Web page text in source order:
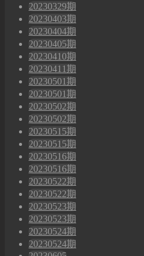
20230329期
20230403期
20230404期
20230405期
20230410期
20230411期
20230501期
20230501期
20230502期
20230502期
20230515期
20230515期
20230516期
20230516期
20230522期
20230522期
20230523期
20230523期
20230524期
20230524期